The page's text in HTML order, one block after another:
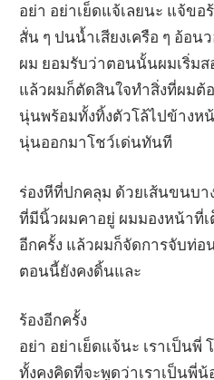
อย่า อย่าเย็ดแจ้เลยนะ แจ้ข
สั่น ๆ ปนน้ำเสียงเครือ ๆ อ้อน
ผม ยอมรับว่าตอนนั้นผมเริ่มส
แล้วผมก็ตัดสินใจทำสิ่งที่ผมต้
นุ่นพร้อมทั้งทิ้งตัวโล้ไปข้างห
นุ่นออกมาโชว์เด่นทันที
ร่องหีที่ปกคลุม ด้วยเส้นขนบา
ที่มีนิ้วผมคาอยู่ ผมมองหน้าที่
อีกครั้ง แล้วผมก็จัดการจับท่
ตอนนี้ยังคงดิ้นและ
ร้องอีกครั้ง
อย่า อย่าเย็ดแจ้นะ เราเป็นพี่
ทั้งคงคิดที่จะพูดว่าเราเป็นพี่